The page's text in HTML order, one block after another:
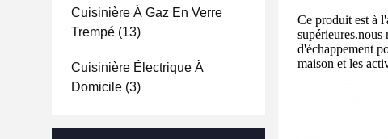
Cuisinière À Gaz En Verre
Trempé (13)
Cuisinière Électrique À
Domicile (3)
Ce produit est à
supérieures.nous
d'échappement
maison et les